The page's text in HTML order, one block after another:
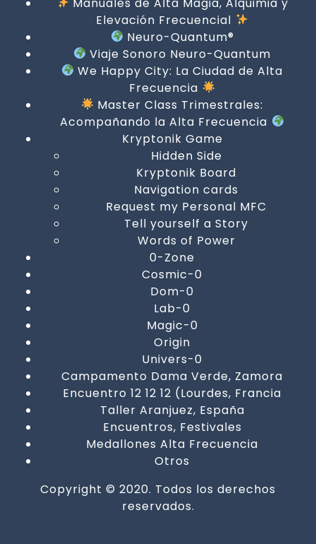
Elevación Frecuencial
Neuro-Quantum®
Viaje Sonoro Neuro-Quantum
We Happy City: La Ciudad de Alta
Frecuencia
Master Class Trimestrales:
Acompañando la Alta Frecuencia
Kryptonik Game
Hidden Side
Kryptonik Board
Navigation cards
Request my Personal MFC
Tell yourself a Story
Words of Power
0-Zone
Cosmic-0
Dom-0
Lab-0
Magic-0
Origin
Univers-0
Campamento Dama Verde, Zamora
Encuentro 12 12 12 (Lourdes, Francia
Taller Aranjuez, España
Encuentros, Festivales
Medallones Alta Frecuencia
Otros
Copyright © 2020. Todos los derechos
reservados.